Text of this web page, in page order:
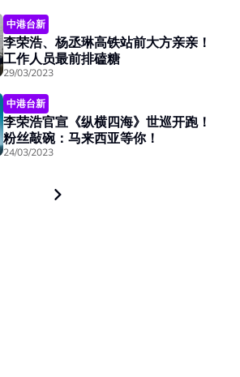
中港台新
李荣浩、杨丞琳高铁站前大方亲亲！
工作人员最前排磕糖
29/03/2023
中港台新
李荣浩官宣《纵横四海》世巡开跑！
粉丝敲碗：马来西亚等你！
24/03/2023